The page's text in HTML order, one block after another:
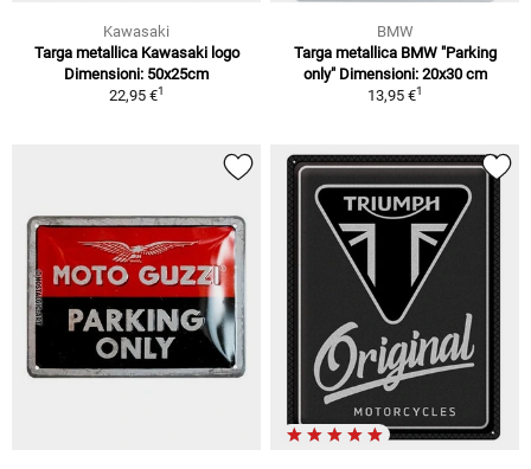
Kawasaki
Targa metallica Kawasaki logo
Dimensioni: 50x25cm
22,95 €1
BMW
Targa metallica BMW "Parking
only" Dimensioni: 20x30 cm
13,95 €1